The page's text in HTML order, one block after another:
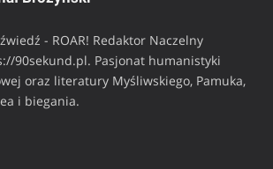
- ROAR! Redaktor Naczelny
90sekund.pl. Pasjonat humanistyki
oraz literatury Myśliwskiego, Pamuka,
i biegania.